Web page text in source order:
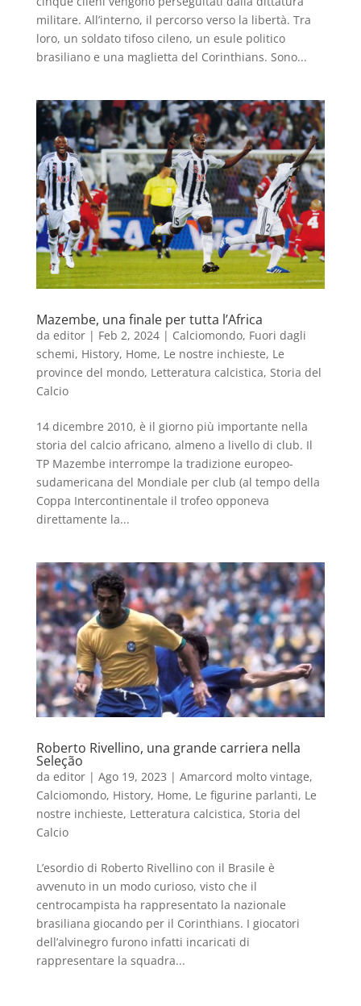
militare. All’interno, il percorso verso la libertà. Tra
loro, un soldato tifoso cileno, un esule politico
brasiliano e una maglietta del Corinthians. Sono...
Mazembe, una finale per tutta l’Africa
da editor| Feb 2, 2024| Calciomondo, Fuori dagli
schemi, History, Home, Le nostre inchieste, Le
province del mondo, Letteratura calcistica, Storia del
Calcio
14 dicembre 2010, è il giorno più importante nella
storia del calcio africano, almeno a livello di club. Il
TP Mazembe interrompe la tradizione europeo-
sudamericana del Mondiale per club (al tempo della
Coppa Intercontinentale il trofeo opponeva
direttamente la...
Roberto Rivellino, una grande carriera nella
Seleção
da editor| Ago 19, 2023 | Amarcord molto vintage,
Calciomondo, History, Home, Le figurine parlanti, Le
nostre inchieste, Letteratura calcistica, Storia del
Calcio
L’esordio di Roberto Rivellino con il Brasile è
avvenuto in un modo curioso, visto che il
centrocampista ha rappresentato la nazionale
brasiliana giocando per il Corinthians. I giocatori
dell’alvinegro furono infatti incaricati di
rappresentare la squadra...